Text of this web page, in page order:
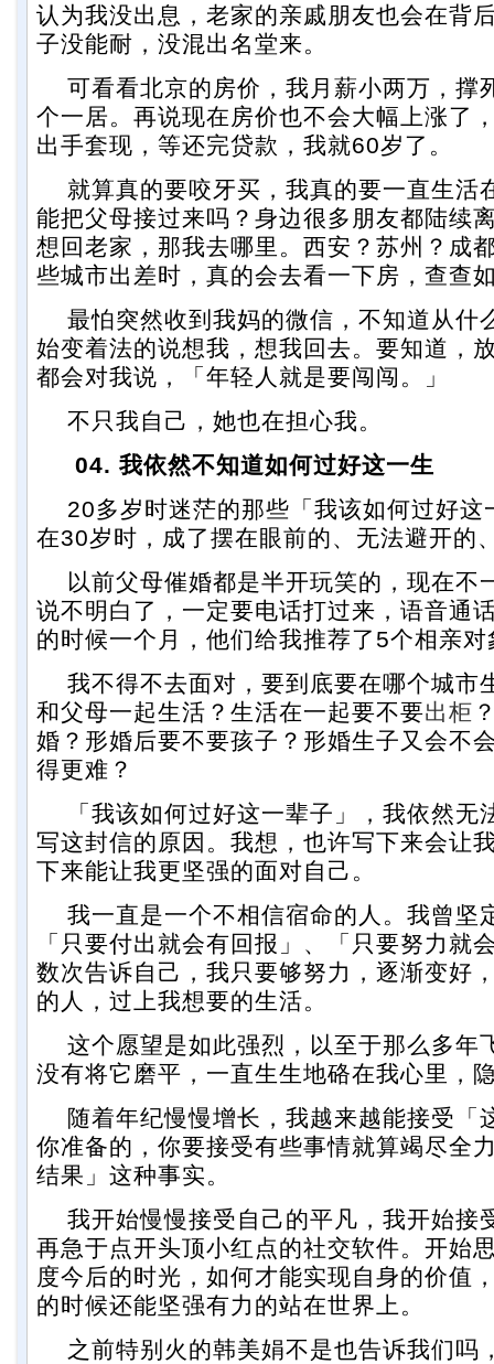
认为我没出息，老家的亲戚朋友也会在背
子没能耐，没混出名堂来。
可看看北京的房价，我月薪小两万，撑
个一居。再说现在房价也不会大幅上涨了
出手套现，等还完贷款，我就60岁了。
就算真的要咬牙买，我真的要一直生活
能把父母接过来吗？身边很多朋友都陆续
想回老家，那我去哪里。西安？苏州？成
些城市出差时，真的会去看一下房，查查
最怕突然收到我妈的微信，不知道从什
始变着法的说想我，想我回去。要知道，
都会对我说，「年轻人就是要闯闯。」
不只我自己，她也在担心我。
04. 我依然不知道如何过好这一生
20多岁时迷茫的那些「我该如何过好这
在30岁时，成了摆在眼前的、无法避开的
以前父母催婚都是半开玩笑的，现在不
说不明白了，一定要电话打过来，语音通
的时候一个月，他们给我推荐了5个相亲对
我不得不去面对，要到底要在哪个城市
和父母一起生活？生活在一起要不要出柜
婚？形婚后要不要孩子？形婚生子又会不
得更难？
「我该如何过好这一辈子」，我依然无
写这封信的原因。我想，也许写下来会让
下来能让我更坚强的面对自己。
我一直是一个不相信宿命的人。我曾坚
「只要付出就会有回报」、「只要努力就
数次告诉自己，我只要够努力，逐渐变好
的人，过上我想要的生活。
这个愿望是如此强烈，以至于那么多年
没有将它磨平，一直生生地硌在我心里，
随着年纪慢慢增长，我越来越能接受「
你准备的，你要接受有些事情就算竭尽全
结果」这种事实。
我开始慢慢接受自己的平凡，我开始接
再急于点开头顶小红点的社交软件。开始
度今后的时光，如何才能实现自身的价值
的时候还能坚强有力的站在世界上。
之前特别火的韩美娟不是也告诉我们吗